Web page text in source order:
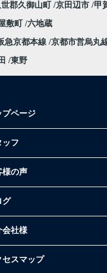
郡久御山町 京田辺市 甲
敷町 六地蔵
急京都本線 京都市営烏丸
東野
プページ
ッフ
様の声
グ
会社様
セスマップ